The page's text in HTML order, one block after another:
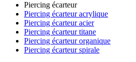
Piercing écarteur
Piercing écarteur acrylique
Piercing écarteur acier
Piercing écarteur titane
Piercing écarteur organique
Piercing écarteur spirale